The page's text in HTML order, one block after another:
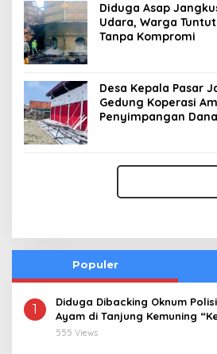
Diduga Asap
Udara, Warga
Tanpa Kompromi
Desa Kepala Pasar
Gedung Koperasi
Penyimpangan
Populer
1
Diduga Dibacking Oknum
Ayam di Tanjung Kemuning
555 Views